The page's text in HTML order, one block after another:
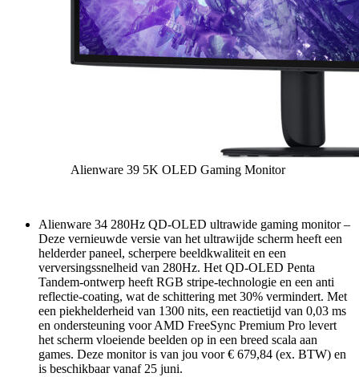
Alienware 39 5K OLED Gaming Monitor
Alienware 34 280Hz QD-OLED ultrawide gaming monitor –
Deze vernieuwde versie van het ultrawijde scherm heeft een
helderder paneel, scherpere beeldkwaliteit en een
verversingssnelheid van 280Hz. Het QD-OLED Penta
Tandem-ontwerp heeft RGB stripe-technologie en een anti
reflectie-coating, wat de schittering met 30% vermindert. Met
een piekhelderheid van 1300 nits, een reactietijd van 0,03 ms
en ondersteuning voor AMD FreeSync Premium Pro levert
het scherm vloeiende beelden op in een breed scala aan
games. Deze monitor is van jou voor € 679,84 (ex. BTW) en
is beschikbaar vanaf 25 juni.